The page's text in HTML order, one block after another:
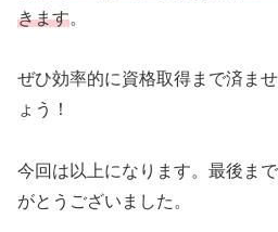
きます。
ぜひ効率的に資格取得まで済ま
ょう！
今回は以上になります。最後ま
がとうございました。